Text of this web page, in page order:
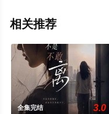
相关推荐
全集完结 3.0